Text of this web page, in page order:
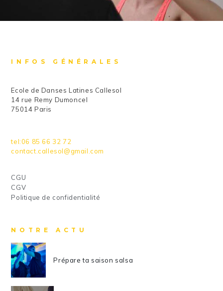
INFOS GÉNÉRALES
Ecole de Danses Latines Callesol
14 rue Remy Dumoncel
75014 Paris
tel:06 85 66 32 72
contact.callesol@gmail.com
CGU
CGV
Politique de confidentialité
NOTRE ACTU
Prépare ta saison salsa